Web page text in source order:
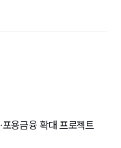
용금융 확대 프로젝트